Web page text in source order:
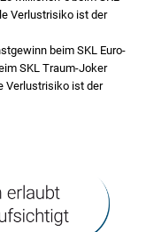
Verlustrisiko ist der
beim SKL Euro-
SKL Traum-Joker
Verlustrisiko ist der